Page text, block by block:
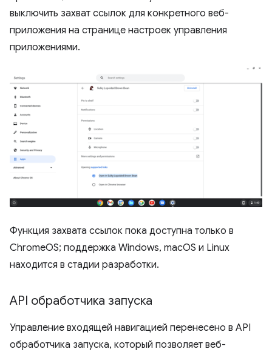
выключить захват ссылок для конкретного веб-
приложения на странице настроек управления
приложениями.
Функция захвата ссылок пока доступна только в
ChromeOS; поддержка Windows, macOS и Linux
находится в стадии разработки.
API обработчика запуска
Управление входящей навигацией перенесено в API
обработчика запуска, который позволяет веб-